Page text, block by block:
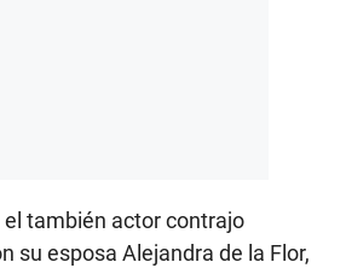
el también actor contrajo
su esposa Alejandra de la Flor,